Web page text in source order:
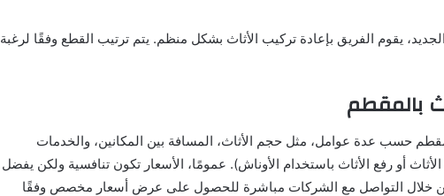
يقوم الفريق بإعادة تركيب الأثاث بشكل منظم. يتم ترتيب القطع وفقًا لرغبة
بالمقطم
حسب عدة عوامل، مثل حجم الأثاث، المسافة بين المكانين، والخدمات
أو رفع الأثاث باستخدام الأوناش). عمومًا، الأسعار تكون تنافسية ولكن يفضل
خلال التواصل مع الشركات مباشرة للحصول على عرض أسعار مخصص وفقًا